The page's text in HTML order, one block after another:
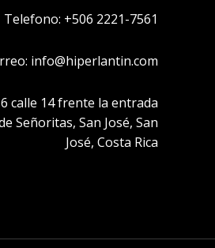
Telefono: +506 2221-7561
info@hiperlantin.com
calle 14 frente la entrada
Señoritas, San José, San
José, Costa Rica